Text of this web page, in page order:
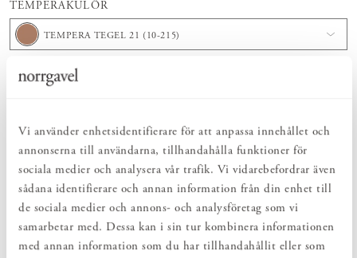
Vi använder enhetsidentifierare för att anpassa innehållet och
annonserna till användarna, tillhandahålla funktioner för
sociala medier och analysera vår trafik. Vi vidarebefordrar även
sådana identifierare och annan information från din enhet till
de sociala medier och annons- och analysföretag som vi
samarbetar med. Dessa kan i sin tur kombinera informationen
med annan information som du har tillhandahållit eller som
TEMPERAKULÖR
TEMPERA TEGEL 21 (10-215)
Visa prishistorik
PRODUKTBESKRIVNING
Litet färgprov med äggoljetempera målat på papper för att lättare
kunna bestämma möbelkulör. Tänk på att ett litet prov skiljer sig